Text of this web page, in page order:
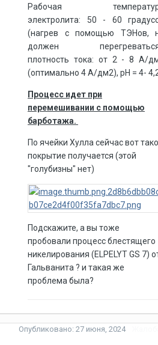
Рабочая
электролита: 50 - 60
(нагрев с помощью ТЭНов,
должен
плотность тока: от 2 - 8 А/
(оптимально 4 А/дм2), рН = 4-
Процесс идет при
перемешивании с помощью
барботажа.
По ячейки Хулла сейчас вот
покрытие получается (этой
"голубизны" нет)
Подскажите, а вы тоже
пробовали процесс блестящего
никелирования (ELPELYT GS 7)
Гальванита ? и такая же
проблема была?
Опубликовано: 27 июня, 2024